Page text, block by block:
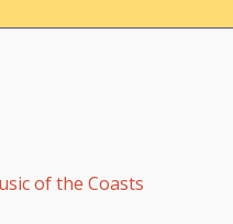
of the Coasts